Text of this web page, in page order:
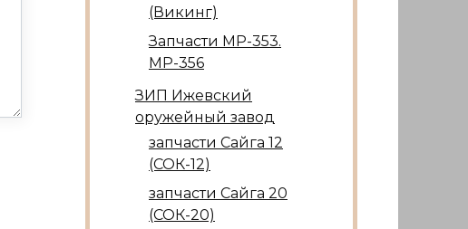
(Викинг)
Запчасти МР-353.
МР-356
ЗИП Ижевский
оружейный завод
запчасти Сайга 12
(СОК-12)
запчасти Сайга 20
(СОК-20)